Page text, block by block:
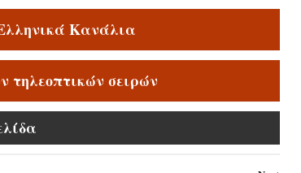
Κανάλια
τηλεοπτικών σειρών